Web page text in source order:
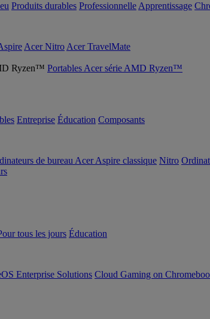
Produits durables Professionnelle Apprentissage
Acer Nitro Acer TravelMate
Portables Acer série AMD Ryzen™
Entreprise Éducation Composants
de bureau Acer Aspire classique Nitro
tous les jours Éducation
Enterprise Solutions Cloud Gaming on